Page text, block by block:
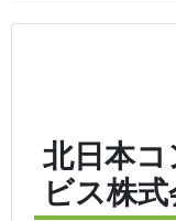
北日本
ビス株